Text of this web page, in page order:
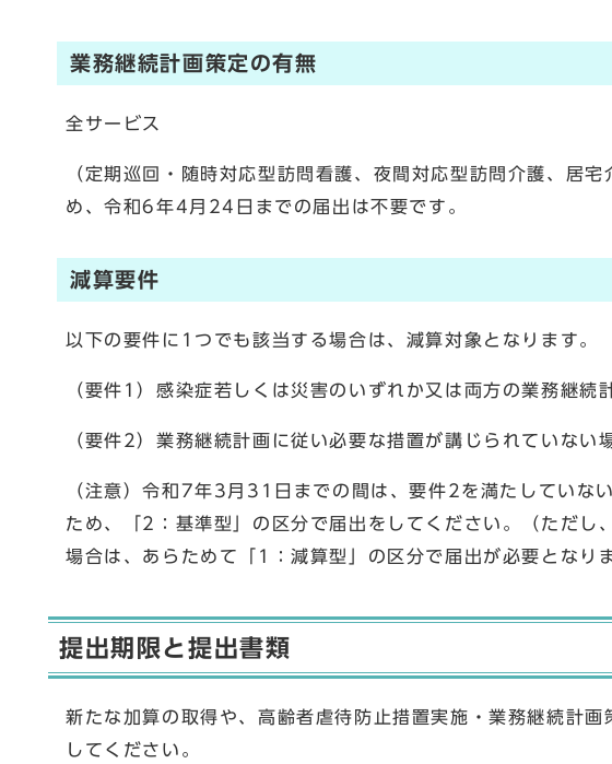
業務継続計画策定の有無
全サービス
（定期巡回・随時対応型訪問看護、夜間対応型訪問介護、居
め、令和6年4月24日までの届出は不要です。
減算要件
以下の要件に1つでも該当する場合は、減算対象となります。
（要件1）感染症若しくは災害のいずれか又は両方の業務継続
（要件2）業務継続計画に従い必要な措置が講じられていない
（注意）令和7年3月31日までの間は、要件2を満たしていな
ため、「2：基準型」の区分で届出をしてください。（ただ
場合は、あらためて「1：減算型」の区分で届出が必要となり
提出期限と提出書類
新たな加算の取得や、高齢者虐待防止措置実施・業務継続計
してください。